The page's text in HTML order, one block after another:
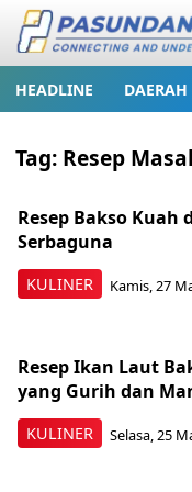
HEADLINE DAERAH
Tag: Resep
KULINER
Resep Bakso Kuah
Serbaguna
Kamis, 27
KULINER
Resep Ikan Laut
yang Gurih dan
Selasa, 25